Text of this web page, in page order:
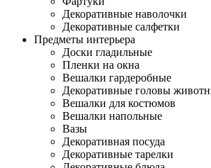
Декоративные наволочки
Декоративные салфетки
Предметы интерьера
Доски гладильные
Пленки на окна
Вешалки гардеробные
Декоративные головы
Вешалки для костюмов
Вешалки напольные
Вазы
Декоративная посуда
Декоративные тарелки